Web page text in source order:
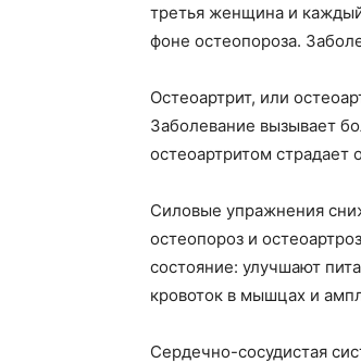
третья женщина и
фоне остеопороза.
Остеоартрит, или
Заболевание вызывает
остеоартритом
Силовые упражнения
остеопороз и
состояние: улучшают
кровоток в мышцах и
Сердечно-сосудистая